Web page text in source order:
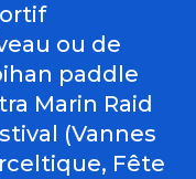
ou de
paddle
Marin Raid
(Vannes
Fête